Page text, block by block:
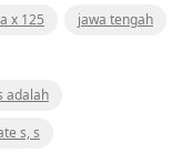
x 125
jawa tengah
adalah
s, s